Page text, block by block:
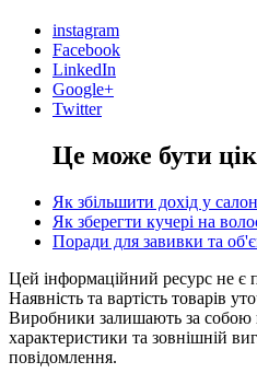
instagram
Facebook
LinkedIn
Google+
Twitter
Це може бути
Як збільшити дохід у
Як зберегти кучері на
Поради для завивки та
Цей інформаційний ресурс не є
Наявність та вартість товарів
Виробники залишають за собою
характеристики та зовнішній
повідомлення.